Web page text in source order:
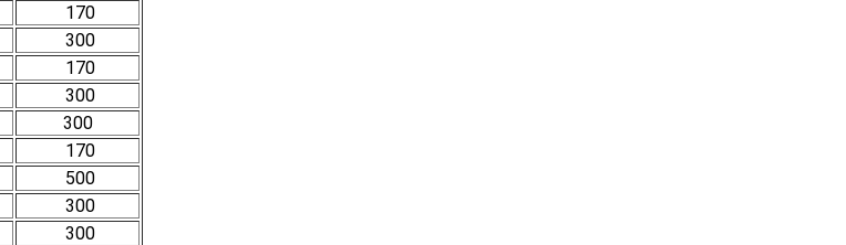
170
300
170
300
300
170
500
300
300